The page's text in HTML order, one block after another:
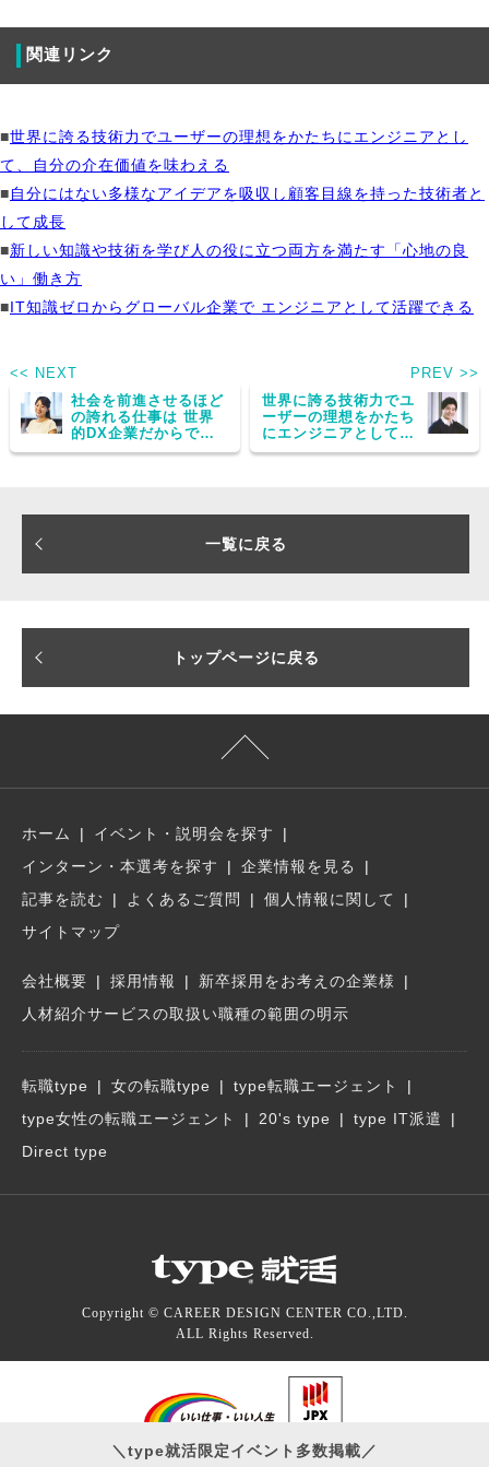
関連リンク
■世界に誇る技術力でユーザーの理想をかたちにエンジニアとし
て、自分の介在価値を味わえる
■自分にはない多様なアイデアを吸収し顧客目線を持った技術者と
して成長
■新しい知識や技術を学び人の役に立つ両方を満たす「心地の良
い」働き方
■IT知識ゼロからグローバル企業で エンジニアとして活躍できる
<< NEXT
社会を前進させるほど
の誇れる仕事は 世界
的DX企業だからでき
ると感じて
PREV >>
世界に誇る技術力でユ
ーザーの理想をかたち
にエンジニアとして、
自分の介在価値を味わ
一覧に戻る
トップページに戻る
ホーム
イベント・説明会を探す
インターン・本選考を探す
企業情報を見る
記事を読む
よくあるご質問
個人情報に関して
サイトマップ
会社概要 採用情報
新卒採用をお考えの企業様
人材紹介サービスの取扱い職種の範囲の明示
転職type 女の転職type
type転職エージェント
type女性の転職エージェント
20's type
type IT派遣
Direct type
Copyright © CAREER DESIGN CENTER CO.,LTD.
ALL Rights Reserved.
type就活を運営する
＼type就活限定イベント多数掲載／